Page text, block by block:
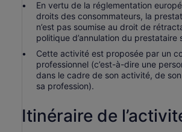
En vertu de la réglementation
droits des consommateurs, la
n’est pas soumise au droit de
politique d’annulation du prestataire
Cette activité est proposée par un
professionnel (c’est-à-dire une
dans le cadre de son activité, de
sa profession).
Itinéraire de